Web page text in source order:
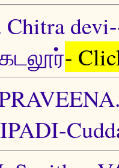
Chitra
-